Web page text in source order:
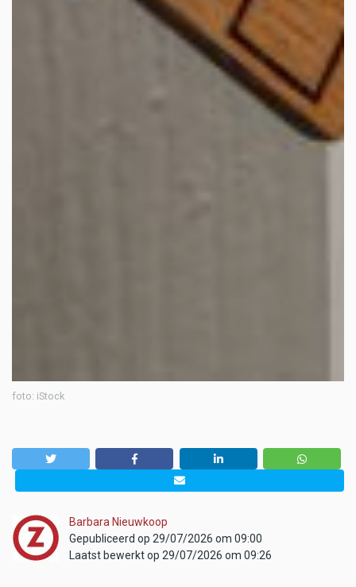
foto: iStock
Barbara Nieuwkoop
Gepubliceerd op 29/07/2026 om 09:00
Laatst bewerkt op 29/07/2026 om 09:26